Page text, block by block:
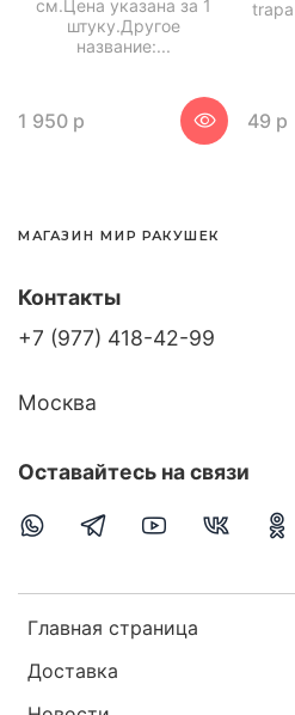
см.Цена указана за 1
штуку.Другое
название:...
1 950 р 49 р
МАГАЗИН МИР РАКУШЕК
Главная страница
Доставка
Контакты
+7 (977) 418-42-99
Москва
Оставайтесь на связи